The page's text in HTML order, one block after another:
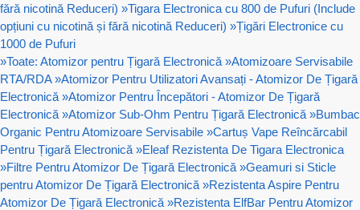
fără nicotină Reduceri) »Tigara Electronica cu 800 de Pufuri (Include
opțiuni cu nicotină și fără nicotină Reduceri) »Țigări Electronice cu
1000 de Pufuri
»Toate: Atomizor pentru Țigară Electronică »Atomizoare Servisabile
RTA/RDA »Atomizor Pentru Utilizatori Avansați - Atomizor De Țigară
Electronică »Atomizor Pentru Începători - Atomizor De Țigară
Electronică »Atomizor Sub-Ohm Pentru Țigară Electronică »Bumbac
Organic Pentru Atomizoare Servisabile »Cartuș Vape Reîncărcabil
Pentru Țigară Electronică »Eleaf Rezistenta De Tigara Electronica
»Filtre Pentru Atomizor De Țigară Electronică »Geamuri si Sticle
pentru Atomizor De Țigară Electronică »Rezistenta Aspire Pentru
Atomizor De Țigară Electronică »Rezistenta ElfBar Pentru Atomizor